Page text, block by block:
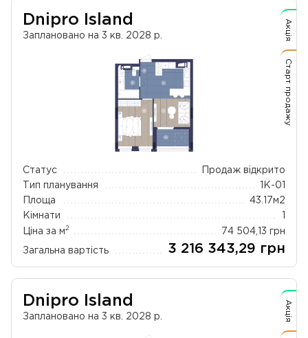
Dnipro Island
Заплановано на 3 кв. 2028 р.
Статус
Продаж відкрито
Тип планування
1К-01
Площа
43.17м2
Кімнати
Ціна за м 2 74 504,13 грн
Загальна вартість 3 216 343,29 грн
Акція
Старт продажу
Dnipro Island
Заплановано на 3 кв. 2028 р. Акція